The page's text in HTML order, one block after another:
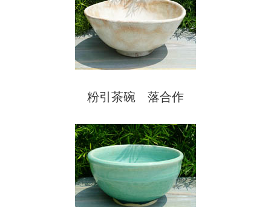
粉引茶碗 落合作